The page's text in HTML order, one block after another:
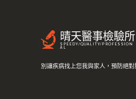
晴天醫事檢驗所
SPEEDY/QUALITY/PROFESSION
AL
別讓疾病找上您我與家人，預防絕